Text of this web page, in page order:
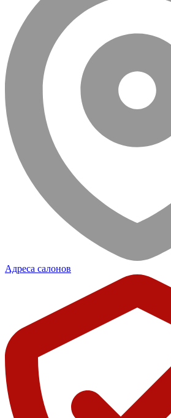
Адреса салонов